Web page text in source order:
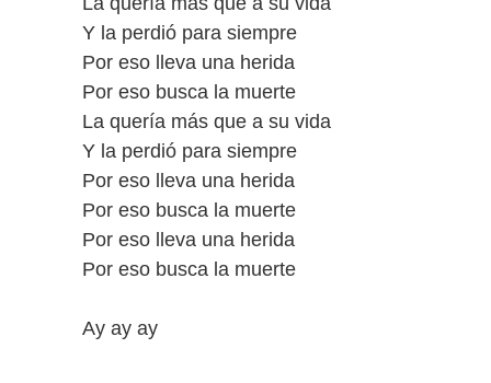
Y la perdió para siempre
Por eso lleva una herida
Por eso busca la muerte
La quería más que a su vida
Y la perdió para siempre
Por eso lleva una herida
Por eso busca la muerte
Por eso lleva una herida
Por eso busca la muerte
Ay ay ay